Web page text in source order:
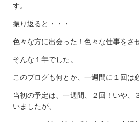
す。
振り返ると・・・
色々な方に出会った！色々な仕事をさ
そんな１年でした。
このブログも何とか、一週間に１回は
当初の予定は、一週間、２回！いや、
いましたが、